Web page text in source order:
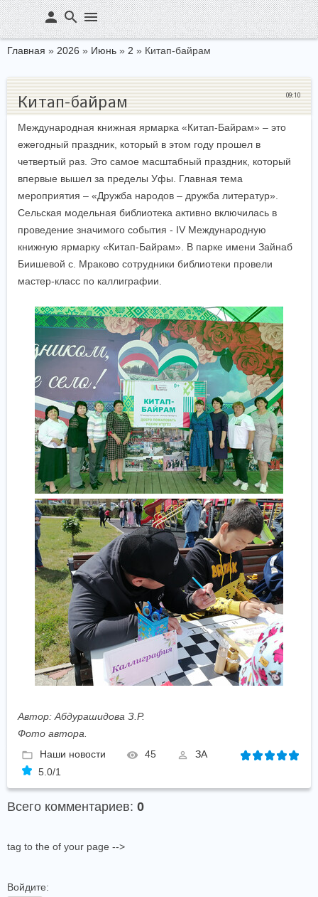
personsearchmenu
Главная » 2026 » Июнь » 2 » Китап-байрам
09:10
Китап-байрам
Международная книжная ярмарка «Китап-Байрам» – это
ежегодный праздник, который в этом году прошел в
четвертый раз. Это самое масштабный праздник, который
впервые вышел за пределы Уфы. Главная тема
мероприятия – «Дружба народов – дружба литератур».
Сельская модельная библиотека активно включилась в
проведение значимого события - IV Международную
книжную ярмарку «Китап-Байрам». В парке имени Зайнаб
Биишевой с. Мраково сотрудники библиотеки провели
мастер-класс по каллиграфии.
Автор: Абдурашидова З.Р.
Фото автора.
Наши новости
45
ЗА
5.0/1
Всего комментариев: 0
tag to the of your page -->
Войдите: